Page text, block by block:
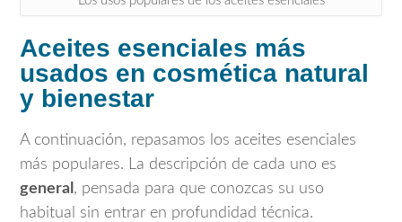
Aceites esenciales más
usados en cosmética natural
y bienestar
A continuación, repasamos los aceites esenciales
más populares. La descripción de cada uno es
general , pensada para que conozcas su uso
habitual sin entrar en profundidad técnica.